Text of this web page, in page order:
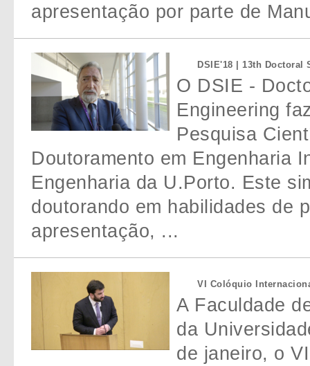
apresentação por parte de
DSIE'18 | 13th
O DSIE -
Engineering
Pesquisa
Doutoramento em Engenharia
Engenharia da U.Porto. Este
doutorando em habilidades de
apresentação, ...
VI Colóquio
A Faculdade
da
de janeiro, o